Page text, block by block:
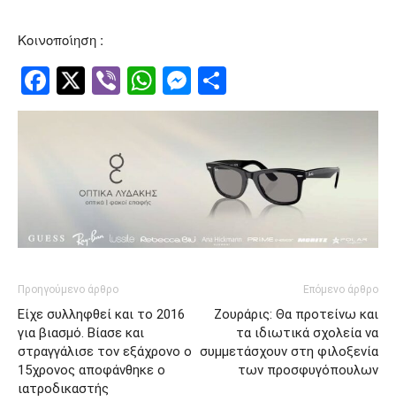
Κοινοποίηση :
Facebook
Twitter
ViberWhatsApp
Messenger
Προηγούμενο άρθρο
Είχε συλληφθεί και το 2016
για βιασμό. Βίασε και
στραγγάλισε τον εξάχρονο ο
15χρονος αποφάνθηκε ο
ιατροδικαστής
Επόμενο άρθρο
Ζουράρις: Θα προτείνω και
τα ιδιωτικά σχολεία να
συμμετάσχουν στη φιλοξενία
των προσφυγόπουλων